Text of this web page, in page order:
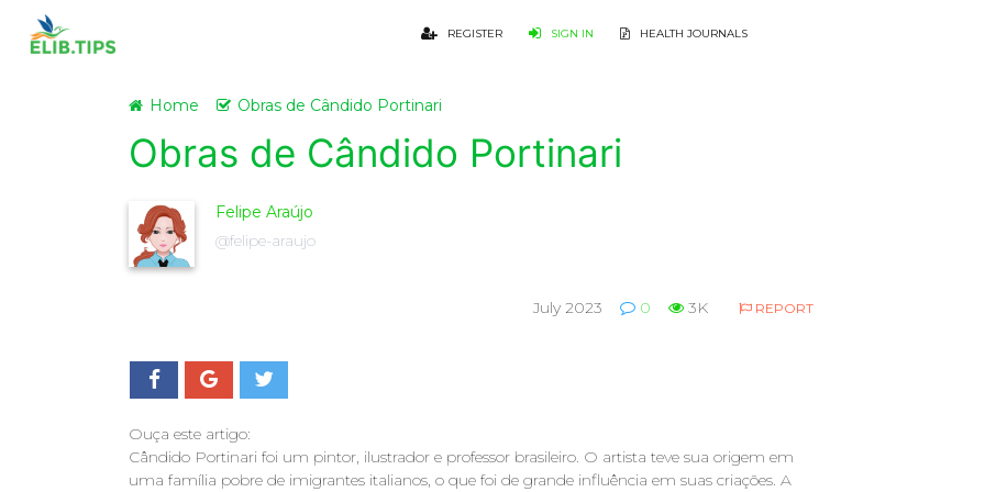
REGISTER SIGN IN HEALTH JOURNALS
Home Obras de Cândido Portinari
Obras de Cândido Portinari
Felipe Araújo
@felipe-araujo
July 2023 0 3K REPORT
Ouça este artigo:
Cândido Portinari foi um pintor, ilustrador e professor brasileiro. O artista teve sua origem em
uma família pobre de imigrantes italianos, o que foi de grande influência em suas criações. A